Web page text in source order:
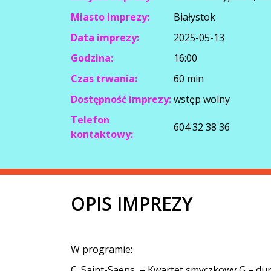
Miasto imprezy:
Białystok
Data imprezy:
2025-05-13
Godzina:
16:00
Czas trwania:
60 min
Dostępność imprezy:wstęp wolny
Telefon
kontaktowy:
604 32 38 36
OPIS IMPREZY
W programie: